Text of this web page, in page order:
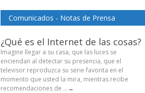
Comunicados - Notas de Prensa
¿Qué es el Internet de las cosas?
Imagine llegar a su casa, que las luces se
enciendan al detectar su presencia, que el
televisor reproduzca su serie favorita en el
momento que usted la mira, mientras recibe
recomendaciones de ...→